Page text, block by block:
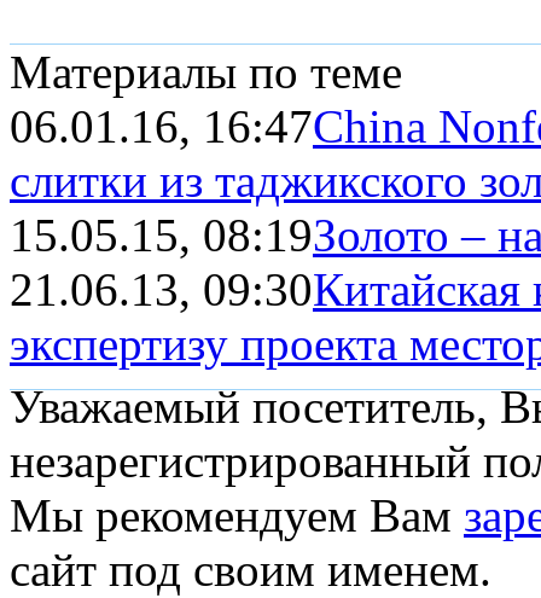
Материалы по теме
06.01.16, 16:47China
слитки из таджикского
15.05.15, 08:19Золото –
21.06.13, 09:30Китайская
экспертизу проекта
Уважаемый посетитель,
незарегистрированный
Мы рекомендуем Вам
сайт под своим именем.